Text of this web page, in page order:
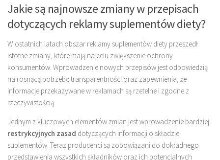
Jakie są najnowsze zmiany w przepisach
dotyczących reklamy suplementów diety?
W ostatnich latach obszar reklamy suplementów diety przeszedł
istotne zmiany, które mają na celu zwiększenie ochrony
konsumentów. Wprowadzenie nowych przepisów jest odpowiedzią
na rosnącą potrzebę transparentności oraz zapewnienia, że
informacje przekazywane w reklamach są rzetelne i zgodne z
rzeczywistością.
Jednym z kluczowych elementów zmian jest wprowadzenie bardziej
restrykcyjnych zasad dotyczących informacji o składzie
suplementów. Teraz producenci są zobowiązani do dokładnego
przedstawienia wszystkich składników oraz ich potencjalnych